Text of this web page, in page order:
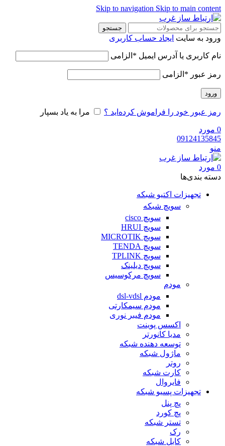
Skip to navigation Skip to main content
جستجو
ورود به سایت ایجاد حساب کاربری
نام کاربری یا آدرس ایمیل * الزامی
رمز عبور * الزامی
ورود
رمز عبور خود را فراموش کرده‌اید ؟ مرا به یاد بسپار
0 مورد
09124135845
منو
0 مورد
دسته‌ بندی‌ها
تجهیزات اکتیو شبکه
سویچ شبکه
سویچ cisco
سویچ HRUI
سویچ MICROTIK
سویچ TENDA
سویچ TPLINK
سویچ دیلینک
سویچ مرکوسیس
مودم
مودم dsl-vdsl
مودم سیمکارتی
مودم فیبر نوری
اکسس پوینت
مدیا کانورتر
توسعه دهنده شبکه
ماژول شبکه
روتر
کارت شبکه
فایروال
تجهیزات پسیو شبکه
پچ پنل
پچ کورد
تستر شبکه
رک
کابل شبکه